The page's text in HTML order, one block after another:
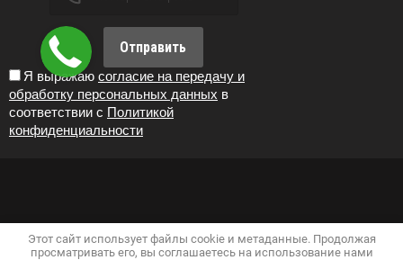
Я выражаю согласие на передачу и
обработку персональных данных в
соответствии с Политикой
конфиденциальности
Отправить
Этот сайт использует файлы cookie и метаданные. Продолжая
просматривать его, вы соглашаетесь на использование нами